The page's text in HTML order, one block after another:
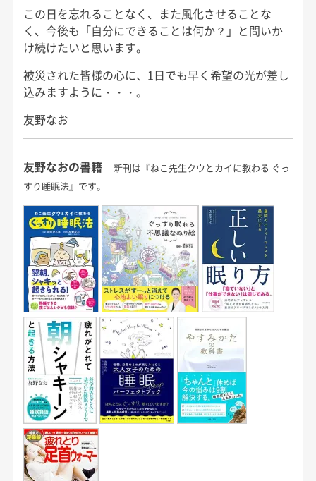
この日を忘れることなく、また風化させることな
く、今後も「自分にできることは何か？」と問いか
け続けたいと思います。
被災された皆様の心に、1日でも早く希望の光が差し
込みますように・・・。
友野なお
友野なおの書籍
新刊は『ねこ先生クウとカイに教わる ぐっ
すり睡眠法』です。